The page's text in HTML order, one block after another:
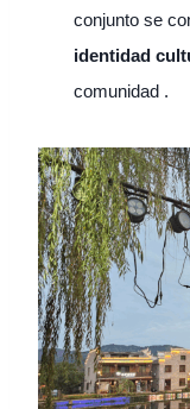
conjunto se
identidad
comunidad .